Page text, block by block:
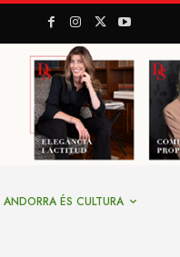
ANDORRA ÉS CULTURA